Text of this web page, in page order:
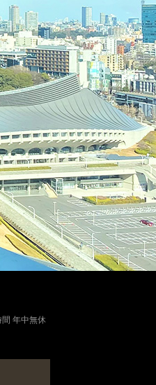
年中無休